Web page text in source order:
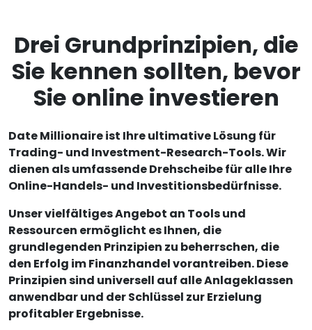
Drei Grundprinzipien, die
Sie kennen sollten, bevor
Sie online investieren
Date Millionaire ist Ihre ultimative Lösung für
Trading- und Investment-Research-Tools. Wir
dienen als umfassende Drehscheibe für alle Ihre
Online-Handels- und Investitionsbedürfnisse.
Unser vielfältiges Angebot an Tools und
Ressourcen ermöglicht es Ihnen, die
grundlegenden Prinzipien zu beherrschen, die
den Erfolg im Finanzhandel vorantreiben. Diese
Prinzipien sind universell auf alle Anlageklassen
anwendbar und der Schlüssel zur Erzielung
profitabler Ergebnisse.